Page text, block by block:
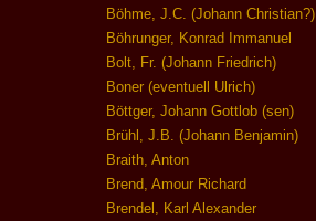
Böhme, J.C. (Johann Christian?)
Böhrunger, Konrad Immanuel
Bolt, Fr. (Johann Friedrich)
Boner (eventuell Ulrich)
Böttger, Johann Gottlob (sen)
Brühl, J.B. (Johann Benjamin)
Braith, Anton
Brend, Amour Richard
Brendel, Karl Alexander